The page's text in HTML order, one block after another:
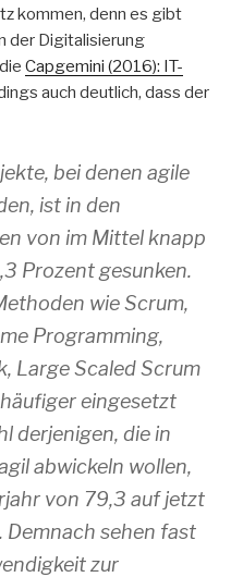
kommen, denn es gibt
der Digitalisierung
Capgemini (2016): IT-
auch deutlich, dass der
bei denen agile
ist in den
von im Mittel knapp
Prozent gesunken.
wie Scrum,
Programming,
Large Scaled Scrum
eingesetzt
derjenigen, die in
abwickeln wollen,
von 79,3 auf jetzt
Demnach sehen fast
zur